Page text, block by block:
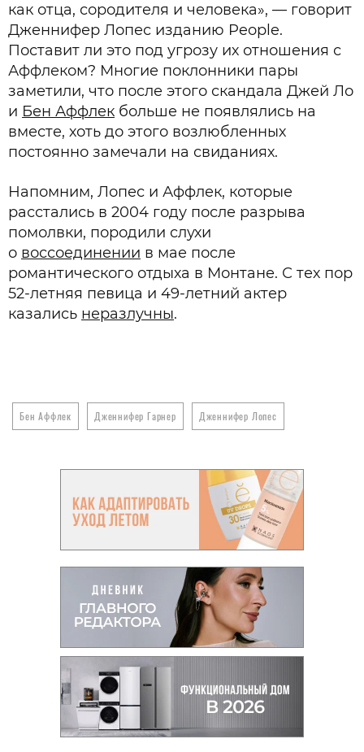
как отца, сородителя и человека», — говорит
Дженнифер Лопес изданию People.
Поставит ли это под угрозу их отношения с
Аффлеком? Многие поклонники пары
заметили, что после этого скандала Джей Ло
и Бен Аффлек больше не появлялись на
вместе, хоть до этого возлюбленных
постоянно замечали на свиданиях.
Напомним, Лопес и Аффлек, которые
расстались в 2004 году после разрыва
помолвки, породили слухи
о воссоединении в мае после
романтического отдыха в Монтане. С тех пор
52-летняя певица и 49-летний актер
казались неразлучны.
Бен Аффлек Дженнифер Гарнер Дженнифер Лопес